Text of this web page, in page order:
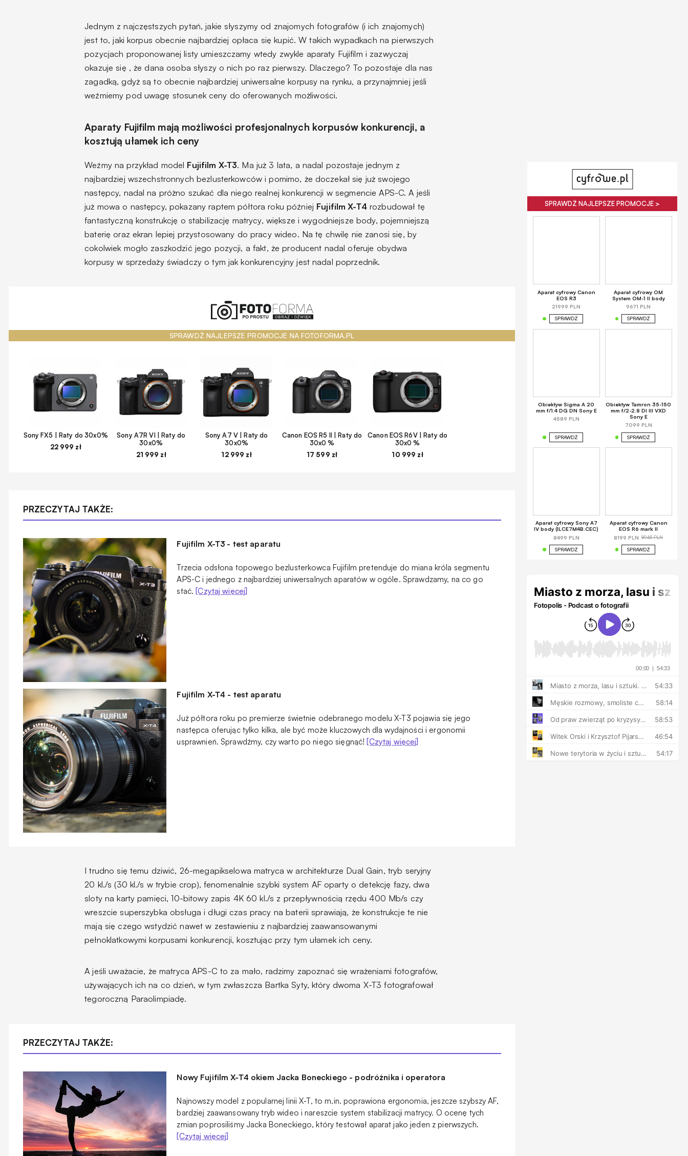
Jednym z najczęstszych pytań, jakie słyszymy od znajomych fotografów (i ich znajomych)
jest to, jaki korpus obecnie najbardziej opłaca się kupić. W takich wypadkach na pierwszych
pozycjach proponowanej listy umieszczamy wtedy zwykle aparaty Fujifilm i zazwyczaj
okazuje się , że dana osoba słyszy o nich po raz pierwszy. Dlaczego? To pozostaje dla nas
zagadką, gdyż są to obecnie najbardziej uniwersalne korpusy na rynku, a przynajmniej jeśli
weźmiemy pod uwagę stosunek ceny do oferowanych możliwości.
Aparaty Fujifilm mają możliwości profesjonalnych korpusów konkurencji, a
kosztują ułamek ich ceny
Weźmy na przykład model Fujifilm X-T3. Ma już 3 lata, a nadal pozostaje jednym z
najbardziej wszechstronnych bezlusterkowców i pomimo, że doczekał się już swojego
następcy, nadal na próżno szukać dla niego realnej konkurencji w segmencie APS-C. A jeśli
już mowa o następcy, pokazany raptem półtora roku później Fujifilm X-T4rozbudował tę
fantastyczną konstrukcję o stabilizację matrycy, większe i wygodniejsze body, pojemniejszą
baterię oraz ekran lepiej przystosowany do pracy wideo. Na tę chwilę nie zanosi się, by
cokolwiek mogło zaszkodzić jego pozycji, a fakt, że producent nadal oferuje obydwa
korpusy w sprzedaży świadczy o tym jak konkurencyjny jest nadal poprzednik.
SPRAWDŹ NAJLEPSZE PROMOCJE NA FOTOFORMA.PL
Sony FX5 | Raty do 30x0%
22 999 zł
Sony A7R VI | Raty do
30x0%
21 999 zł
Sony A7 V | Raty do
30x0%
12 999 zł
Canon EOS R5 II | Raty do
30x0 %
17 599 zł
Canon EOS R6V | Raty do
30x0 %
10 999 zł
PRZECZYTAJ TAKŻE:
Fujifilm X-T3 - test aparatu
Trzecia odsłona topowego bezlusterkowca Fujifilm pretenduje do miana króla segmentu
APS-C i jednego z najbardziej uniwersalnych aparatów w ogóle. Sprawdzamy, na co go
stać. [Czytaj więcej]
Fujifilm X-T4 - test aparatu
Już półtora roku po premierze świetnie odebranego modelu X-T3 pojawia się jego
następca oferując tylko kilka, ale być może kluczowych dla wydajności i ergonomii
usprawnień. Sprawdźmy, czy warto po niego sięgnąć! [Czytaj więcej]
I trudno się temu dziwić, 26-megapikselowa matryca w architekturze Dual Gain, tryb seryjny
20 kl./s (30 kl./s w trybie crop), fenomenalnie szybki system AF oparty o detekcję fazy, dwa
sloty na karty pamięci, 10-bitowy zapis 4K 60 kl./s z przepływnością rzędu 400 Mb/s czy
wreszcie superszybka obsługa i długi czas pracy na baterii sprawiają, że konstrukcje te nie
mają się czego wstydzić nawet w zestawieniu z najbardziej zaawansowanymi
pełnoklatkowymi korpusami konkurencji, kosztując przy tym ułamek ich ceny.
A jeśli uważacie, że matryca APS-C to za mało, radzimy zapoznać się wrażeniami fotografów,
używających ich na co dzień, w tym zwłaszcza Bartka Syty, który dwoma X-T3 fotografował
tegoroczną Paraolimpiadę.
PRZECZYTAJ TAKŻE:
Nowy Fujifilm X-T4 okiem Jacka Boneckiego - podróżnika i operatora
Najnowszy model z popularnej linii X-T, to m.in. poprawiona ergonomia, jeszcze szybszy AF,
bardziej zaawansowany tryb wideo i nareszcie system stabilizacji matrycy. O ocenę tych
zmian poprosiliśmy Jacka Boneckiego, który testował aparat jako jeden z pierwszych.
[Czytaj więcej]
SPRAWDŹ NAJLEPSZE PROMOCJE >
Aparat cyfrowy Canon
EOS R3
21999 PLN
SPRAWDŹ
Aparat cyfrowy OM
System OM-1 II body
9671 PLN
SPRAWDŹ
Obiektyw Sigma A 20
mm f/1.4 DG DN Sony E
4589 PLN
SPRAWDŹ
Obiektyw Tamron 35-150
mm f/2-2.8 DI III VXD
Sony E
7099 PLN
SPRAWDŹ
Aparat cyfrowy Sony A7
IV body (ILCE7M4B.CEC)
8499 PLN
SPRAWDŹ
Aparat cyfrowy Canon
EOS R6 mark II
8199 PLN 8945 PLN
SPRAWDŹ